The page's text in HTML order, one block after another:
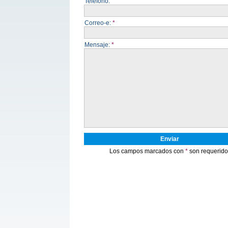
Correo-e: *
Mensaje: *
Enviar
Los campos marcados con *son